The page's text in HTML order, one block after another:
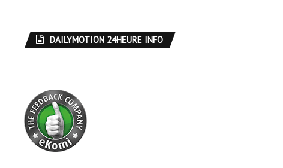
DAILYMOTION 24HEURE INFO